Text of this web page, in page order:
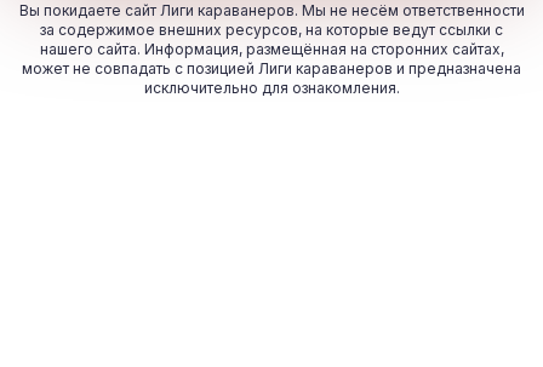
Вы покидаете сайт Лиги караванеров. Мы не несём ответственности
за содержимое внешних ресурсов, на которые ведут ссылки с
нашего сайта. Информация, размещённая на сторонних сайтах,
может не совпадать с позицией Лиги караванеров и предназначена
исключительно для ознакомления.